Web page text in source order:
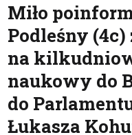
Miło
Podleśny (4c)
na
naukowy do
do
Łukasza